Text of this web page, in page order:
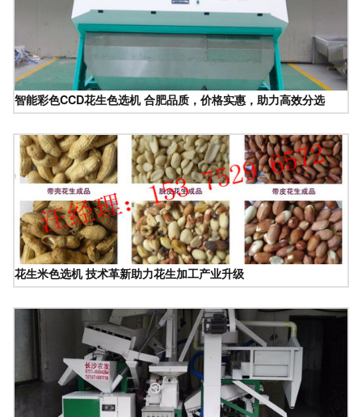
智能彩色CCD花生色选机 合肥品质，价格实惠，助力高效分选
花生米色选机 技术革新助力花生加工产业升级